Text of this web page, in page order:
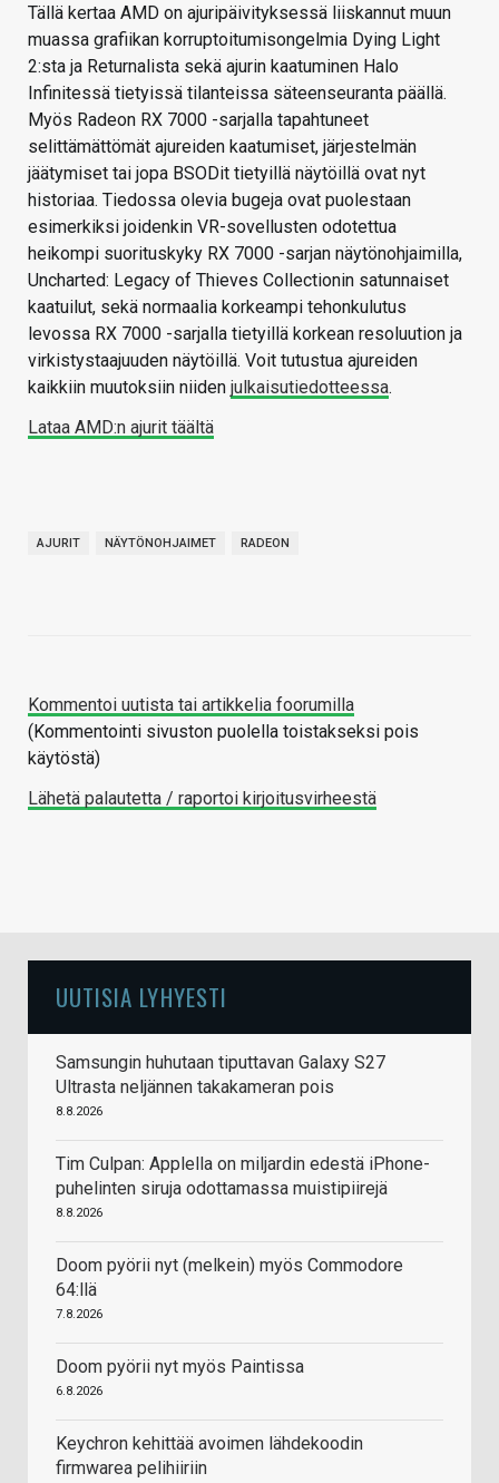
Tällä kertaa AMD on ajuripäivityksessä liiskannut muun
muassa grafiikan korruptoitumisongelmia Dying Light
2:sta ja Returnalista sekä ajurin kaatuminen Halo
Infinitessä tietyissä tilanteissa säteenseuranta päällä.
Myös Radeon RX 7000 -sarjalla tapahtuneet
selittämättömät ajureiden kaatumiset, järjestelmän
jäätymiset tai jopa BSODit tietyillä näytöillä ovat nyt
historiaa. Tiedossa olevia bugeja ovat puolestaan
esimerkiksi joidenkin VR-sovellusten odotettua
heikompi suorituskyky RX 7000 -sarjan näytönohjaimilla,
Uncharted: Legacy of Thieves Collectionin satunnaiset
kaatuilut, sekä normaalia korkeampi tehonkulutus
levossa RX 7000 -sarjalla tietyillä korkean resoluution ja
virkistystaajuuden näytöillä. Voit tutustua ajureiden
kaikkiin muutoksiin niiden julkaisutiedotteessa.
Lataa AMD:n ajurit täältä
AJURIT NÄYTÖNOHJAIMET RADEON
Kommentoi uutista tai artikkelia foorumilla
(Kommentointi sivuston puolella toistakseksi pois
käytöstä)
Lähetä palautetta / raportoi kirjoitusvirheestä
UUTISIA LYHYESTI
Samsungin huhutaan tiputtavan Galaxy S27
Ultrasta neljännen takakameran pois
8.8.2026
Tim Culpan: Applella on miljardin edestä iPhone-
puhelinten siruja odottamassa muistipiirejä
8.8.2026
Doom pyörii nyt (melkein) myös Commodore
64:llä
7.8.2026
Doom pyörii nyt myös Paintissa
6.8.2026
Keychron kehittää avoimen lähdekoodin
firmwarea pelihiiriin